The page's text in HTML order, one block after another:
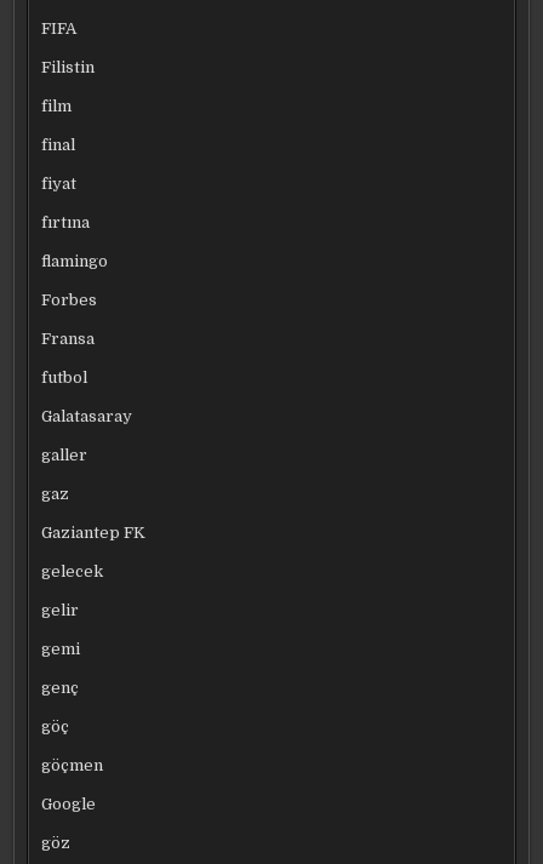
FIFA
Filistin
film
final
fiyat
fırtına
flamingo
Forbes
Fransa
futbol
Galatasaray
galler
gaz
Gaziantep FK
gelecek
gelir
gemi
genç
göç
göçmen
Google
göz